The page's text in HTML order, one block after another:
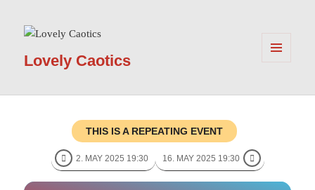
Lovely Caotics
THIS IS A REPEATING EVENT
2. MAY 2025 19:30 16. MAY 2025 19:30